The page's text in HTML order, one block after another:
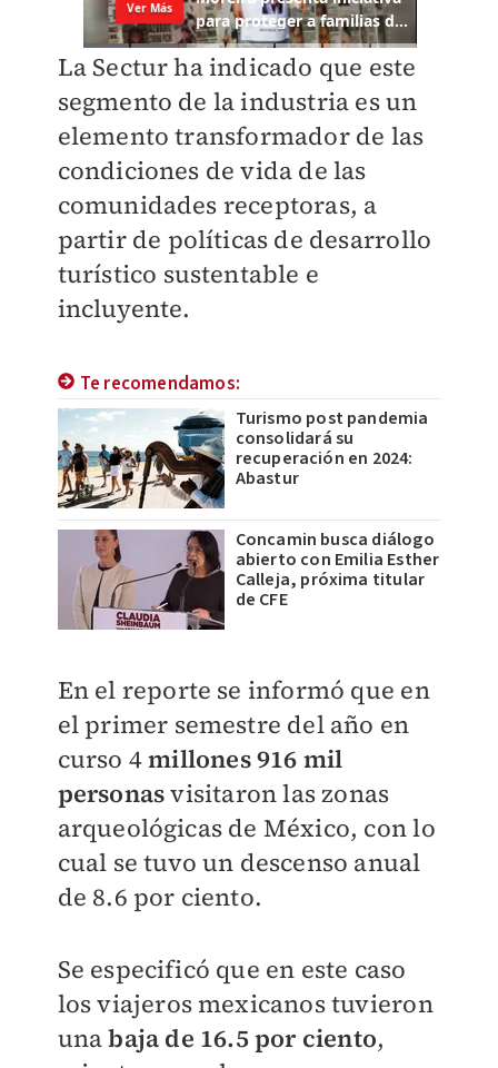
La Sectur ha indicado que este
segmento de la industria es un
elemento transformador de las
condiciones de vida de las
comunidades receptoras, a
partir de políticas de desarrollo
turístico sustentable e
incluyente.
Te recomendamos:
Turismo post pandemia
consolidará su
recuperación en 2024:
Abastur
Concamin busca diálogo
abierto con Emilia Esther
Calleja, próxima titular
de CFE
En el reporte se informó que en
el primer semestre del año en
curso 4millones 916 mil
personasvisitaron las zonas
arqueológicas de México, con lo
cual se tuvo un descenso anual
de 8.6 por ciento.
Se especificó que en este caso
los viajeros mexicanos tuvieron
unabaja de 16.5 por ciento,